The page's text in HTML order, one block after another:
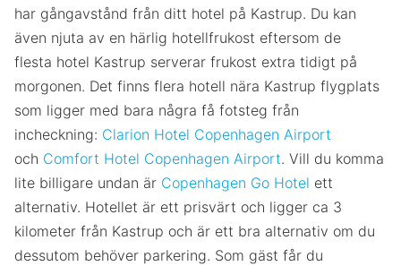
har gångavstånd från ditt hotel på Kastrup. Du kan
även njuta av en härlig hotellfrukost eftersom de
flesta hotel Kastrup serverar frukost extra tidigt på
morgonen. Det finns flera hotell nära Kastrup flygplats
som ligger med bara några få fotsteg från
incheckning: Clarion Hotel Copenhagen Airport
och Comfort Hotel Copenhagen Airport. Vill du komma
lite billigare undan är Copenhagen Go Hotel ett
alternativ. Hotellet är ett prisvärt och ligger ca 3
kilometer från Kastrup och är ett bra alternativ om du
dessutom behöver parkering. Som gäst får du